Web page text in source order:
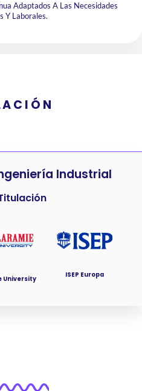
Adaptados A Las Necesidades
Y Laborales.
Industrial
University
ISEP Europa